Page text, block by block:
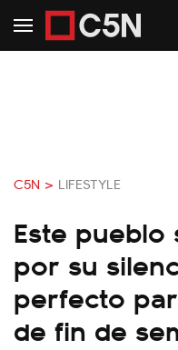
C5N > LIFESTYLE
Este pueblo
por su
perfecto
de fin de